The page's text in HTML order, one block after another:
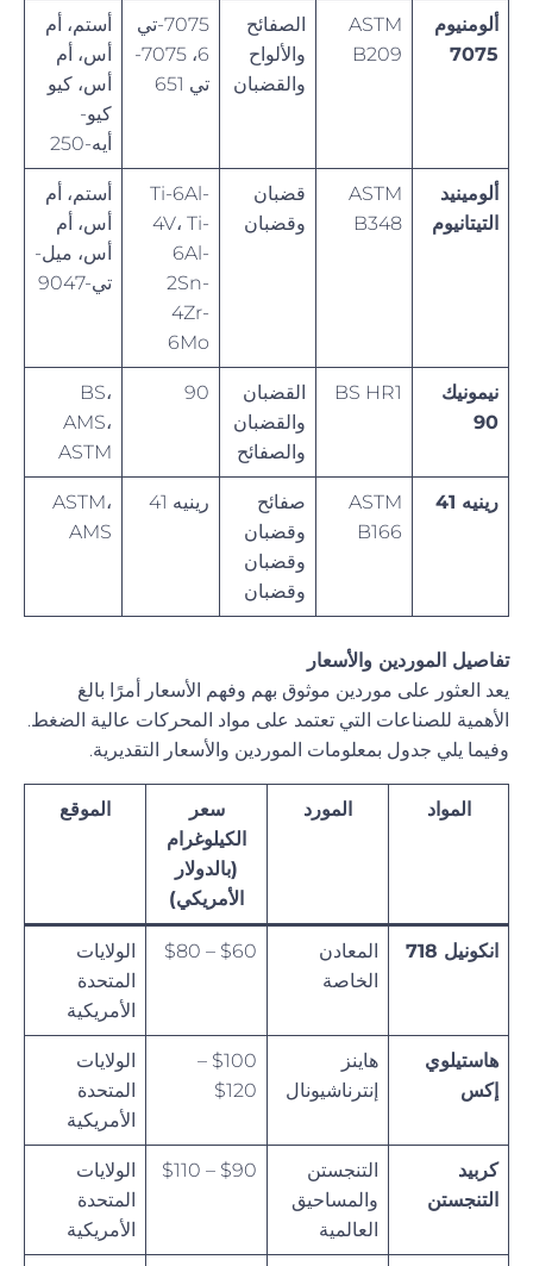
ألومنيوم
7075
ASTM
B209
الصفائح
والألواح
والقضبان
7075-تي
6، 7075-
تي 651
أستم، أم
أس، أم
أس، كيو
كيو-
أيه-250
ألومينيد
التيتانيوم
ASTM
B348
قضبان
وقضبان
Ti-6Al-
4V، Ti-
6Al-
2Sn-
4Zr-
6Mo
أستم، أم
أس، أم
أس، ميل-
تي-9047
نيمونيك
90
BS HR1
القضبان
والقضبان
والصفائح
90
BS،
AMS،
ASTM
رينيه 41
ASTM
B166
صفائح
وقضبان
وقضبان
وقضبان
رينيه 41
ASTM،
AMS
تفاصيل الموردين والأسعار
يعد العثور على موردين موثوق بهم وفهم الأسعار أمرًا بالغ
الأهمية للصناعات التي تعتمد على مواد المحركات عالية الضغط.
وفيما يلي جدول بمعلومات الموردين والأسعار التقديرية.
المواد المورد
سعر
الكيلوغرام
(بالدولار
الأمريكي)
الموقع
انكونيل 718
المعادن
الخاصة
$60 – $80
الولايات
المتحدة
الأمريكية
هاستيلوي
إكس
هاينز
إنترناشيونال
$100 –
$120
الولايات
المتحدة
الأمريكية
كربيد
التنجستن
التنجستن
والمساحيق
العالمية
$90 – $110
الولايات
المتحدة
الأمريكية